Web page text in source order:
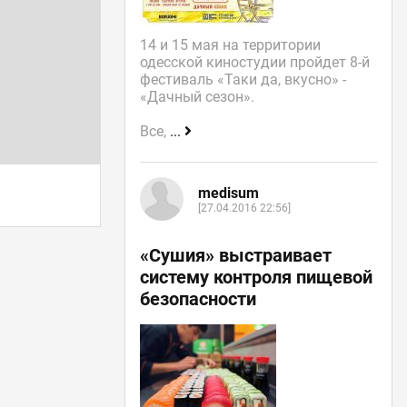
14 и 15 мая на территории
одесской киностудии пройдет 8-й
фестиваль «Таки да, вкусно» -
«Дачный сезон».
Все, ...
medisum
[27.04.2016 22:56]
«Сушия» выстраивает
систему контроля пищевой
безопасности